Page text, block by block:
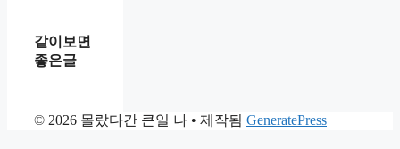
같이보면
좋은글
© 2026 몰랐다간 큰일 나 • 제작됨 GeneratePress